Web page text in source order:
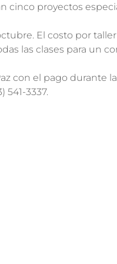
cinco proyectos
El costo por
las clases para un
con el pago durante
3337.